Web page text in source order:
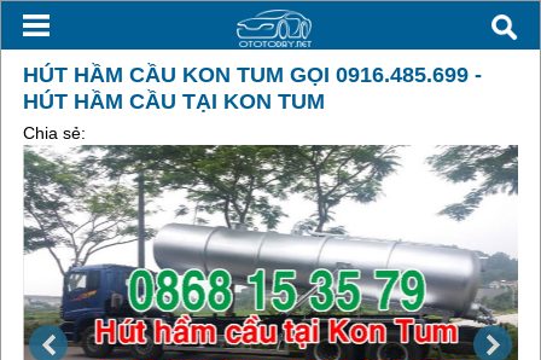
HÚT HẦM CẦU KON TUM GỌI 0916.485.699 -
HÚT HẦM CẦU TẠI KON TUM
Chia sẻ: